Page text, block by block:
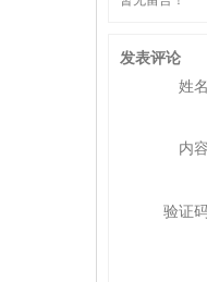
发表评论
姓
内
验证